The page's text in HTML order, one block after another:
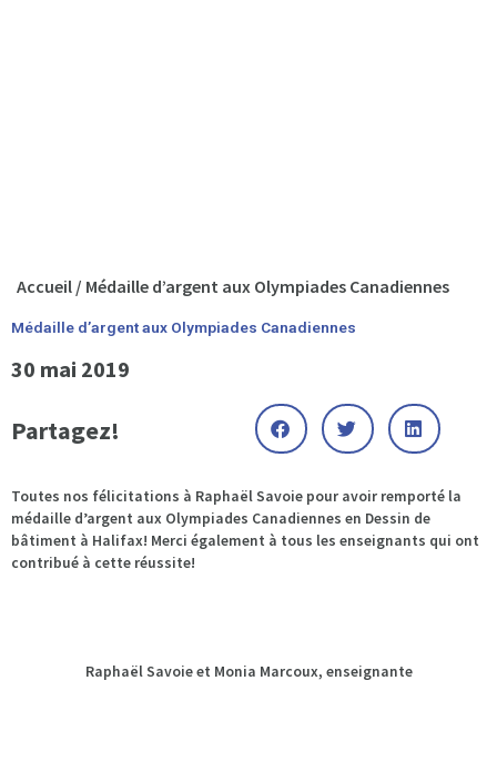
Accueil / Médaille d’argent aux Olympiades Canadiennes
Médaille d’argent aux Olympiades Canadiennes
30 mai 2019
Partagez!
Toutes nos félicitations à Raphaël Savoie pour avoir remporté la
médaille d’argent aux Olympiades Canadiennes en Dessin de
bâtiment à Halifax! Merci également à tous les enseignants qui ont
contribué à cette réussite!
Raphaël Savoie et Monia Marcoux, enseignante